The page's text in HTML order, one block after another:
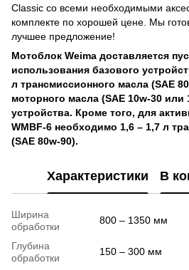
Classic со всеми необходимыми
комплекте по хорошей цене. Мы
лучшее предложение!
Мотоблок Weima доставляется
использования базового
л трансмиссионного масла (SAE
моторного масла (SAE 10w-30 или
устройства. Кроме того, для
WMBF-6 необходимо 1,6 – 1,7 л
(SAE 80w-90).
Характеристики В
Ширина
обработки
800 – 1350 мм
Глубина
обработки
150 – 300 мм